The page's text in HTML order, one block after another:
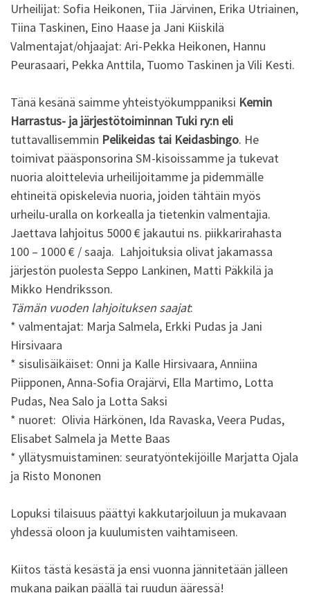
Urheilijat: Sofia Heikonen, Tiia Järvinen, Erika Utriainen,
Tiina Taskinen, Eino Haase ja Jani Kiiskilä
Valmentajat/ohjaajat: Ari-Pekka Heikonen, Hannu
Peurasaari, Pekka Anttila, Tuomo Taskinen ja Vili Kesti.
Tänä kesänä saimme yhteistyökumppaniksi Kemin
Harrastus- ja järjestötoiminnan Tuki ry:n eli
tuttavallisemmin Pelikeidas tai Keidasbingo. He
toimivat pääsponsorina SM-kisoissamme ja tukevat
nuoria aloittelevia urheilijoitamme ja pidemmälle
ehtineitä opiskelevia nuoria, joiden tähtäin myös
urheilu-uralla on korkealla ja tietenkin valmentajia.
Jaettava lahjoitus 5000 € jakautui ns. piikkarirahasta
100 – 1000 € / saaja. Lahjoituksia olivat jakamassa
järjestön puolesta Seppo Lankinen, Matti Päkkilä ja
Mikko Hendriksson.
Tämän vuoden lahjoituksen saajat:
* valmentajat: Marja Salmela, Erkki Pudas ja Jani
Hirsivaara
* sisulisäikäiset: Onni ja Kalle Hirsivaara, Anniina
Piipponen, Anna-Sofia Orajärvi, Ella Martimo, Lotta
Pudas, Nea Salo ja Lotta Saksi
* nuoret: Olivia Härkönen, Ida Ravaska, Veera Pudas,
Elisabet Salmela ja Mette Baas
* yllätysmuistaminen: seuratyöntekijöille Marjatta Ojala
ja Risto Mononen
Lopuksi tilaisuus päättyi kakkutarjoiluun ja mukavaan
yhdessä oloon ja kuulumisten vaihtamiseen.
Kiitos tästä kesästä ja ensi vuonna jännitetään jälleen
mukana paikan päällä tai ruudun ääressä!